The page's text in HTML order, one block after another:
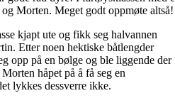
Morten. Meget godt oppmøte altså!
kjapt ute og fikk seg halvannen
Etter noen hektiske båtlengder
opp på en bølge og ble liggende der
håpet på å få seg en
lykkes dessverre ikke.